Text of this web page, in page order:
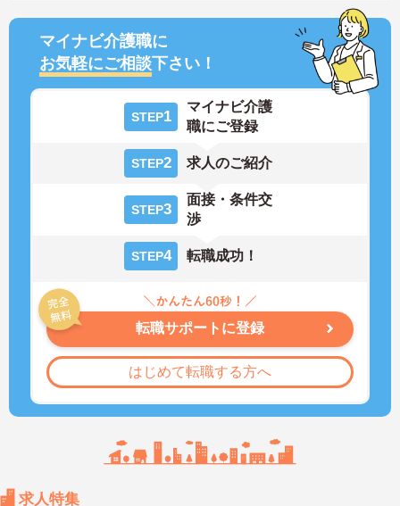
マイナビ介護職に
お気軽にご相談下さい！
STEP1
マイナビ介護
職にご登録
STEP2 求人のご紹介
STEP3
面接・条件交
渉
STEP4 転職成功！
転職サポートに登録
はじめて転職する方へ
求人特集